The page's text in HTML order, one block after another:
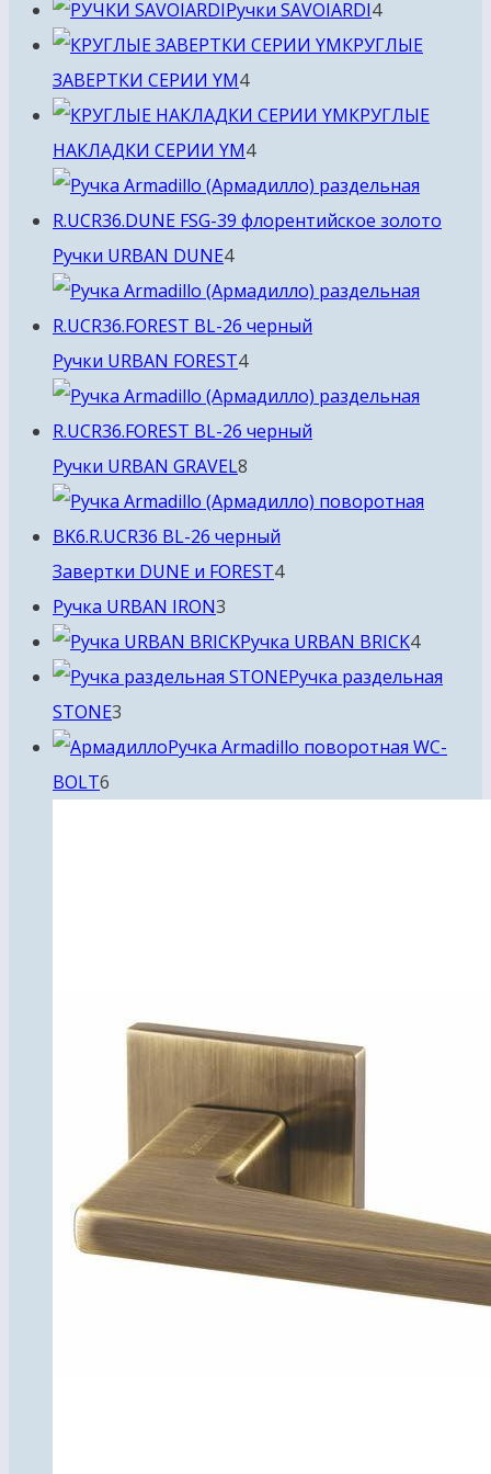
товара
Ручки SAVOIARDI44
товара
КРУГЛЫЕ
ЗАВЕРТКИ СЕРИИ YM44
товара
КРУГЛЫЕ
НАКЛАДКИ СЕРИИ YM44
товара
Ручки URBAN DUNE44
товара
Ручки URBAN FOREST44
товара
Ручки URBAN GRAVEL8
товаров
Завертки DUNE и FOREST44
Ручка URBAN IRON3
товара
Ручка URBAN BRICK44
товара
Ручка раздельная
STONE3
товараРучка Armadillo поворотная WC-
BOLT6